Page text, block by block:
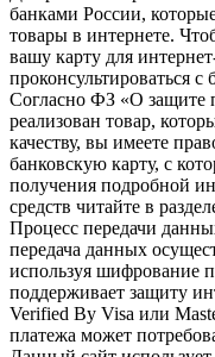
банками России,
товары в интернете.
вашу карту для
проконсультироваться
Согласно ФЗ «О защите
реализован товар,
качеству, вы имеете
банковскую карту, с
получения подробной
средств читайте в
Процесс передачи
передача данных
используя шифрование
поддерживает защиту
Verified By Visa или
платежа может